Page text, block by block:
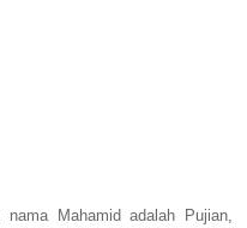
Mahamid adalah Pujian,